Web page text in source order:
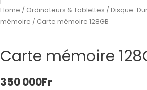
Home / Ordinateurs & Tablettes / Disque-
mémoire / Carte mémoire 128GB
Carte mémoire
350 000Fr